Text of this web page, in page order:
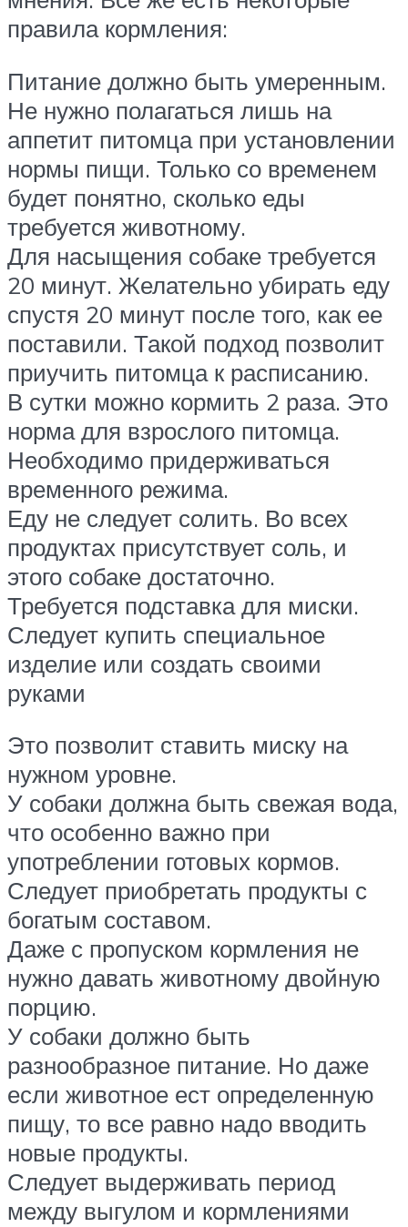
правила кормления:
Питание должно быть умеренным.
Не нужно полагаться лишь на
аппетит питомца при установлении
нормы пищи. Только со временем
будет понятно, сколько еды
требуется животному.
Для насыщения собаке требуется
20 минут. Желательно убирать еду
спустя 20 минут после того, как ее
поставили. Такой подход позволит
приучить питомца к расписанию.
В сутки можно кормить 2 раза. Это
норма для взрослого питомца.
Необходимо придерживаться
временного режима.
Еду не следует солить. Во всех
продуктах присутствует соль, и
этого собаке достаточно.
Требуется подставка для миски.
Следует купить специальное
изделие или создать своими
руками
Это позволит ставить миску на
нужном уровне.
У собаки должна быть свежая вода,
что особенно важно при
употреблении готовых кормов.
Следует приобретать продукты с
богатым составом.
Даже с пропуском кормления не
нужно давать животному двойную
порцию.
У собаки должно быть
разнообразное питание. Но даже
если животное ест определенную
пищу, то все равно надо вводить
новые продукты.
Следует выдерживать период
между выгулом и кормлениями